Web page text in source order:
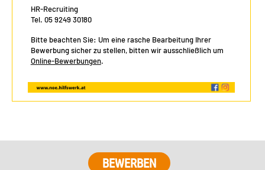
HR-Recruiting
Tel. 05 9249 30180
Bitte beachten Sie: Um eine rasche Bearbeitung Ihrer
Bewerbung sicher zu stellen, bitten wir ausschließlich um
Online-Bewerbungen.